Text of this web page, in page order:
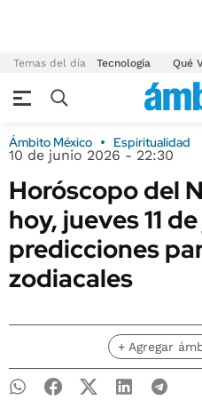
Temas del día Tecnología Qué
Ámbito México Espiritualidad
10 de junio 2026 - 22:30
Horóscopo del
hoy, jueves 11
predicciones
zodiacales
+ Agregar